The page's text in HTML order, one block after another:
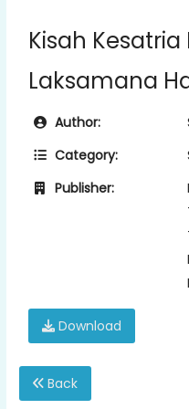
Kisah
Laksamana
Author:
Category:
Publisher:
Download
Back